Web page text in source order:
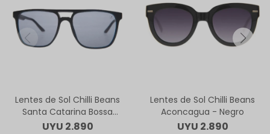
Lentes de Sol Chilli Beans
Santa Catarina Bossa
Nova - Negro
UYU 2.890
Lentes de Sol Chilli Beans
Aconcagua - Negro
UYU 2.890